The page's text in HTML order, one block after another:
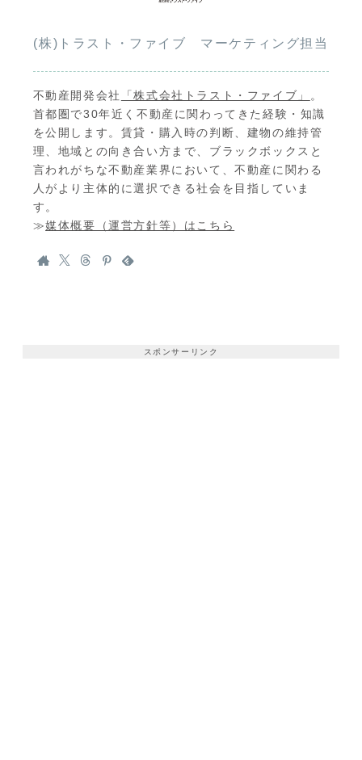
(株)トラスト・ファイブ マーケティング担当
不動産開発会社 「株式会社トラスト・ファイブ」 。
首都圏で30年近く不動産に関わってきた経験・知識
を公開します。賃貸・購入時の判断、建物の維持管
理、地域との向き合い方まで、ブラックボックスと
言われがちな不動産業界において、不動産に関わる
人がより主体的に選択できる社会を目指していま
す。
≫媒体概要（運営方針等）はこちら
スポンサーリンク